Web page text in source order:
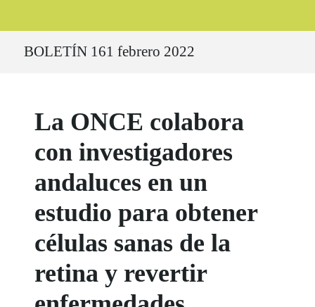
BOLETÍN 161 febrero 2022
La ONCE colabora
con investigadores
andaluces en un
estudio para obtener
células sanas de la
retina y revertir